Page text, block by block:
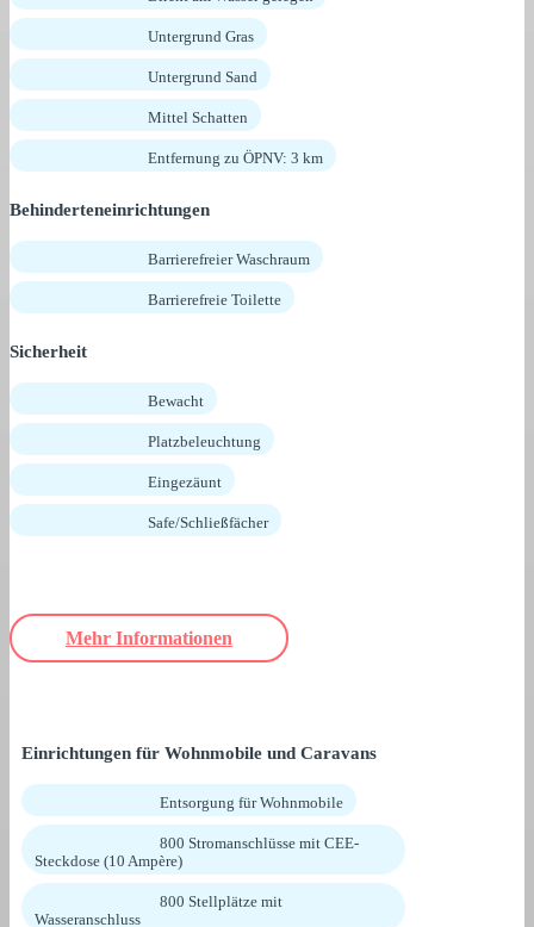
Untergrund Gras
Untergrund Sand
Mittel Schatten
Entfernung zu ÖPNV: 3 km
Behinderteneinrichtungen
Barrierefreier Waschraum
Barrierefreie Toilette
Sicherheit
Bewacht
Platzbeleuchtung
Eingezäunt
Safe/Schließfächer
Mehr Informationen
Einrichtungen für Wohnmobile und Caravans
Entsorgung für Wohnmobile
800 Stromanschlüsse mit CEE-
Steckdose (10 Ampère)
800 Stellplätze mit
Wasseranschluss